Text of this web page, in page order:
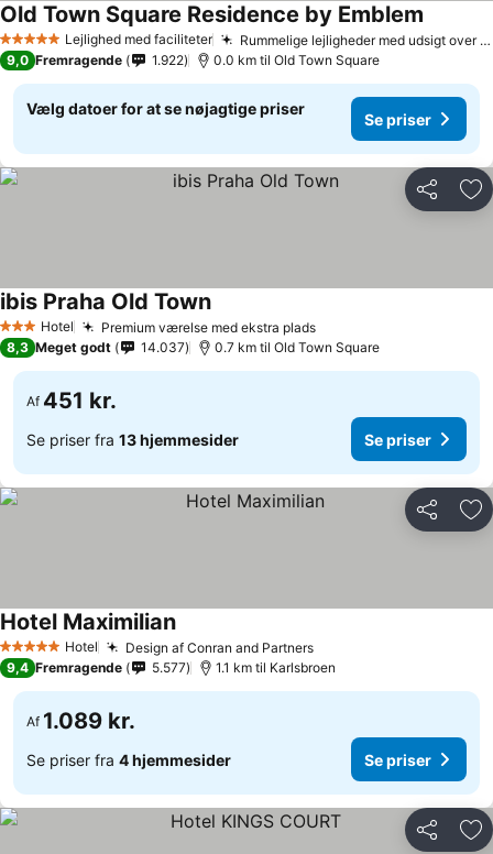
5 Stjerner Lejlighed med faciliteter Rummelige lejligheder med udsigt over pladsen
Old Town Square Residence by Emblem
9,0 Fremragende 1.922 0.0 km til Old Town Square
Vælg datoer for at se nøjagtige priser
Se priser
Del
3 StjernerHotel Premium værelse med ekstra pladsSe priser
ibis Praha Old TownSe priser
8,3 Meget godt 14.037 0.7 km til Old Town Square
Af 451 kr.
Se priser fra 13 hjemmesider Se priser
Del
5 Stjerner Hotel Design af Conran and PartnersSe priser
Hotel MaximilianSe priser
9,4 Fremragende 5.577 1.1 km til Karlsbroen
Af 1.089 kr.
Se priser fra 4 hjemmesider Se priser
Del